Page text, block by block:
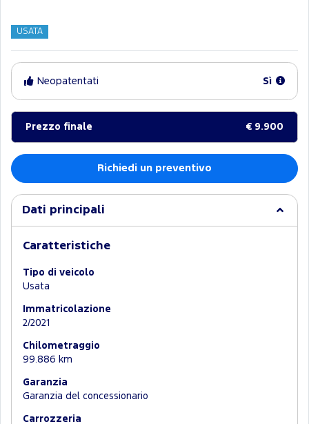
USATA
Neopatentati Sì
Prezzo finale € 9.900
Richiedi un preventivo
Dati principali
Caratteristiche
Tipo di veicolo
Usata
Immatricolazione
2/2021
Chilometraggio
99.886 km
Garanzia
Garanzia del concessionario
Carrozzeria